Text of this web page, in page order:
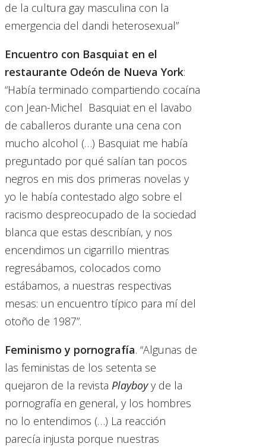
de la cultura gay masculina con la
emergencia del dandi heterosexual”
Encuentro con Basquiat en el
restaurante Odeón de Nueva York:
“Había terminado compartiendo cocaína
con Jean-Michel Basquiat en el lavabo
de caballeros durante una cena con
mucho alcohol (…) Basquiat me había
preguntado por qué salían tan pocos
negros en mis dos primeras novelas y
yo le había contestado algo sobre el
racismo despreocupado de la sociedad
blanca que estas describían, y nos
encendimos un cigarrillo mientras
regresábamos, colocados como
estábamos, a nuestras respectivas
mesas: un encuentro típico para mí del
otoño de 1987”.
Feminismo y pornografía. “Algunas de
las feministas de los setenta se
quejaron de la revista Playboyy de la
pornografía en general, y los hombres
no lo entendimos (…) La reacción
parecía injusta porque nuestras